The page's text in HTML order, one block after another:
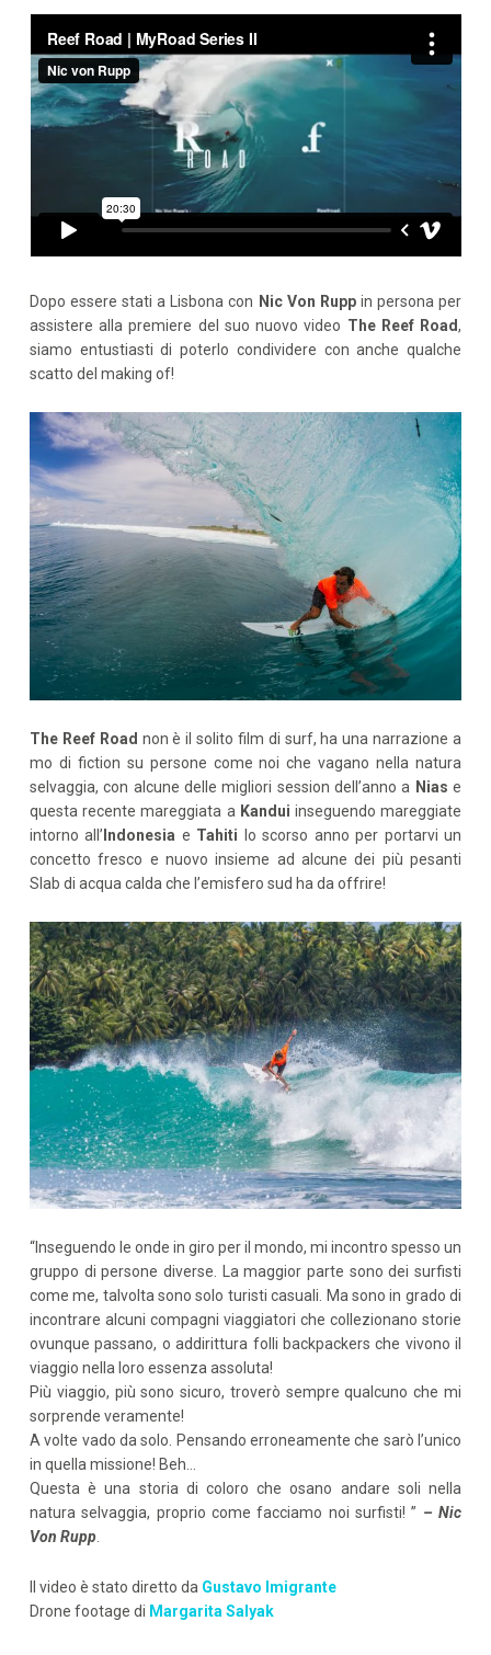
Dopo essere stati a Lisbona con Nic Von Ruppin persona per
assistere alla premiere del suo nuovo video The Reef Road,
siamo entustiasti di poterlo condividere con anche qualche
scatto del making of!
The Reef Road non è il solito film di surf, ha una narrazione a
mo di fiction su persone come noi che vagano nella natura
selvaggia, con alcune delle migliori session dell’anno a Nias e
questa recente mareggiata a Kandui inseguendo mareggiate
intorno all’ Indonesia e Tahiti lo scorso anno per portarvi un
concetto fresco e nuovo insieme ad alcune dei più pesanti
Slab di acqua calda che l’emisfero sud ha da offrire!
“Inseguendo le onde in giro per il mondo, mi incontro spesso un
gruppo di persone diverse. La maggior parte sono dei surfisti
come me, talvolta sono solo turisti casuali. Ma sono in grado di
incontrare alcuni compagni viaggiatori che collezionano storie
ovunque passano, o addirittura folli backpackers che vivono il
viaggio nella loro essenza assoluta!
Più viaggio, più sono sicuro, troverò sempre qualcuno che mi
sorprende veramente!
A volte vado da solo. Pensando erroneamente che sarò l’unico
in quella missione! Beh…
Questa è una storia di coloro che osano andare soli nella
natura selvaggia, proprio come facciamo noi surfisti! ” – Nic
Von Rupp.
Il video è stato diretto da Gustavo Imigrante
Drone footage di Margarita Salyak